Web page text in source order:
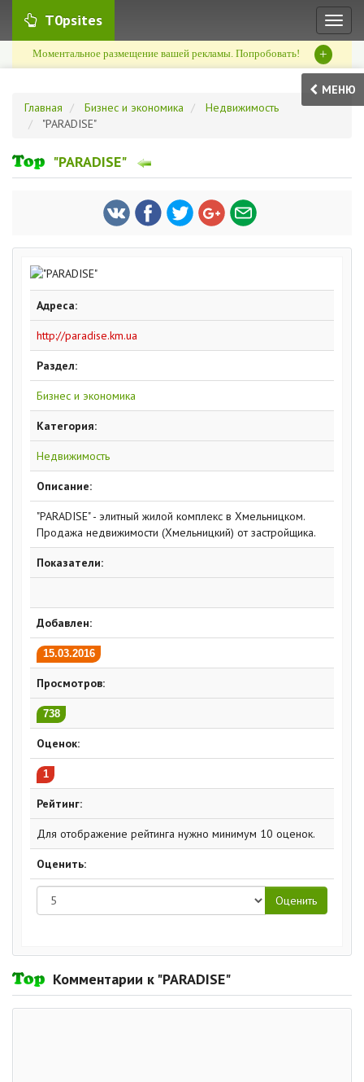
T0psites
Моментальное размещение вашей рекламы. Попробовать! +
МЕНЮ
Главная
Бизнес и экономика
Недвижимость
"PARADISE"
"PARADISE"
Адреса:
http://paradise.km.ua
Раздел:
Бизнес и экономика
Категория:
Недвижимость
Описание:
"PARADISE" - элитный жилой комплекс в Хмельницком.
Продажа недвижимости (Хмельницкий) от застройщика.
Показатели:
Добавлен:
15.03.2016
Просмотров:
738
Оценок:
1
Рейтинг:
Для отображение рейтинга нужно минимум 10 оценок.
Оценить:
Комментарии к "PARADISE"